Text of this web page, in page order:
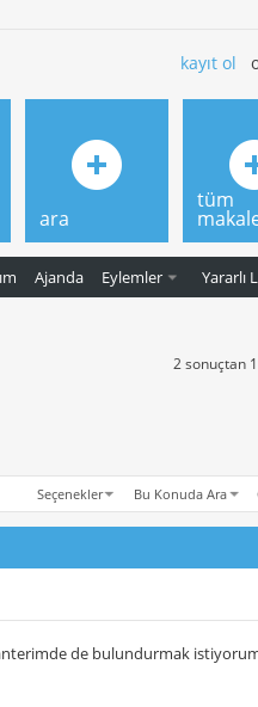
kayıt ol
Ajanda Eylemler Yararlı
ara
tüm
2 sonuçtan
Seçenekler Bu Konuda Ara
de bulundurmak